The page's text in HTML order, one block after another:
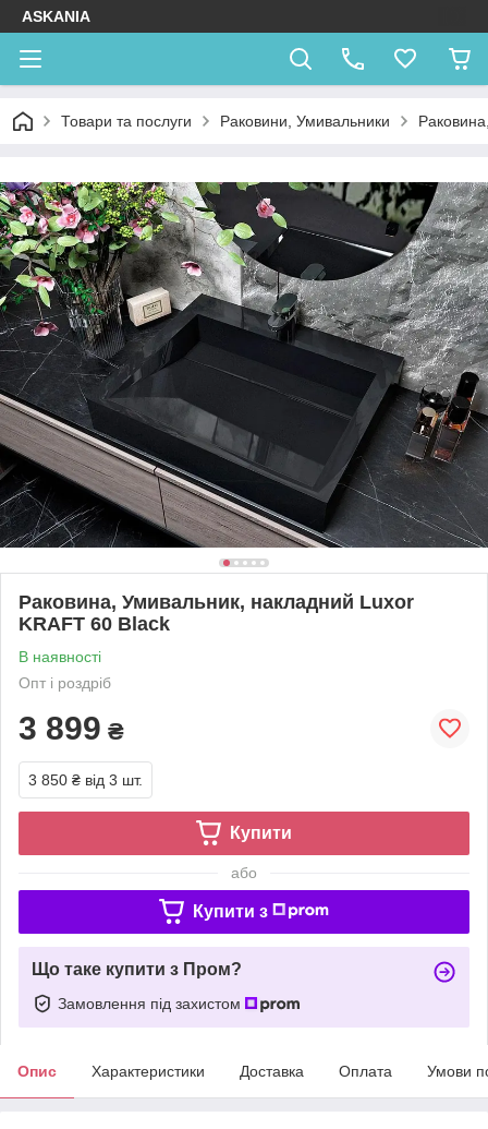
ASKANIA
Товари та послуги Раковини, Умивальники
Раковина, Умивальник, накладний Luxor
KRAFT 60 Black
В наявності
Опт і роздріб
3 899 ₴
3 850 ₴ від 3 шт.
Купити
або
Купити з
Що таке купити з Пром?
Замовлення під захистом
Опис Характеристики Доставка Оплата Умови